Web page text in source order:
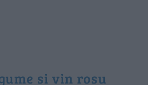
si vin rosu